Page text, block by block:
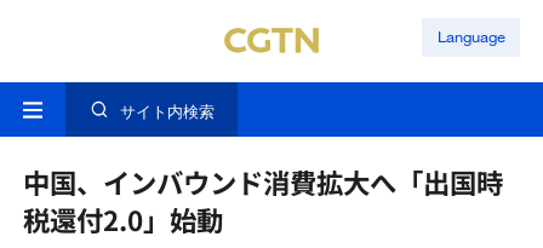
Language
サイト内検索
中国、インバウンド消費拡大へ「出国時
税還付2.0」始動